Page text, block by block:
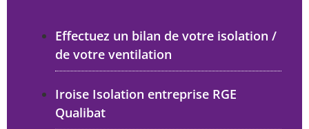
Effectuez un bilan de votre isolation /
de votre ventilation
Iroise Isolation entreprise RGE
Qualibat